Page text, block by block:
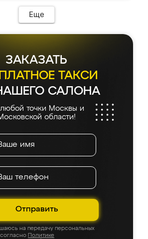
Еще
ЗАКАЗАТЬ
ТАКСИ
САЛОНА
точки Москвы и
области!
Отправить
на передачу персональных
Политике